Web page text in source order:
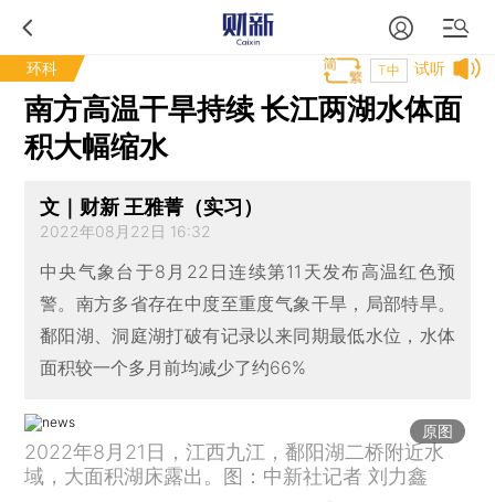
环科 试听
T中
南方高温干旱持续 长江两湖水体面
积大幅缩水
文｜财新 王雅菁（实习）
2022年08月22日 16:32
中央气象台于8月22日连续第11天发布高温红色预
警。南方多省存在中度至重度气象干旱，局部特旱。
鄱阳湖、洞庭湖打破有记录以来同期最低水位，水体
面积较一个多月前均减少了约66%
原图
2022年8月21日，江西九江，鄱阳湖二桥附近水
域，大面积湖床露出。图：中新社记者 刘力鑫